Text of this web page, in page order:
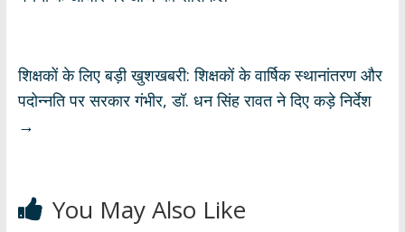
शिक्षकों के लिए बड़ी खुशखबरी: शिक्षकों के वार्षिक स्थानांतरण और
पदोन्नति पर सरकार गंभीर, डॉ. धन सिंह रावत ने दिए कड़े निर्देश
→
You May Also Like